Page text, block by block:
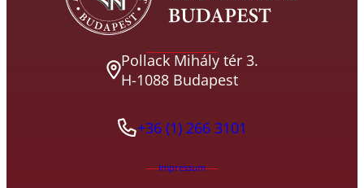
Pollack Mihály tér 3.
H-1088 Budapest
+36 (1) 266 3101
Impressum